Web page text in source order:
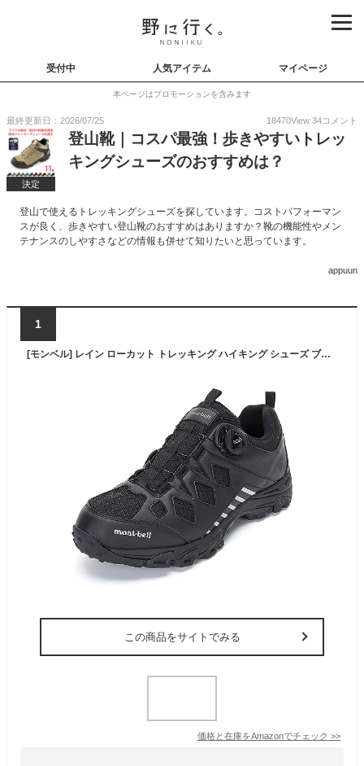
受付中 人気アイテム マイページ
本ページはプロモーションを含みます
最終更新日：2026/07/25 18470View 34コメント
決定
登山靴｜コスパ最強！歩きやすいトレッ
キングシューズのおすすめは？
登山で使えるトレッキングシューズを探しています。コストパフォーマン
スが良く、歩きやすい登山靴のおすすめはありますか？靴の機能性やメン
テナンスのしやすさなどの情報も併せて知りたいと思っています。
appuun
1
[モンベル] レイン ローカット トレッキング ハイキング シューズ ブラック男女共用 RAIN LOW-CUT TREKKING HIKING SHOES FOR UNISEX BLACK (measurement_24_point_0_centimeters) [並行輸入品]
この商品をサイトでみる
価格と在庫をAmazonでチェック >>